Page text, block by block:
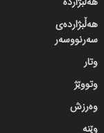
هەڵبژاردەی
سەرنووسەر
وتار
وتووێژ
وەرزش
وێنە